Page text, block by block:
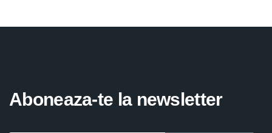
Aboneaza-te la newsletter